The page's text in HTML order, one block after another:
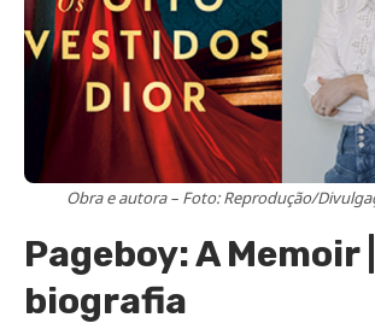
Obra e autora – Foto: Reprodução/
Pageboy: A Memoir
biografia